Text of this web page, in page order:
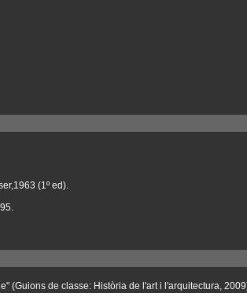
(1º ed).
(Guions de classe: Història de l'art i l'arquitectura,